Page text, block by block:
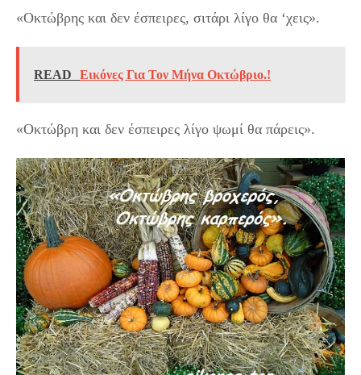
«Οκτώβρης και δεν έσπειρες, σιτάρι λίγο θα ‘χεις».
READ Εικόνες Για Τον Μήνα Οκτώβριο.!
«Οκτώβρη και δεν έσπειρες λίγο ψωμί θα πάρεις».